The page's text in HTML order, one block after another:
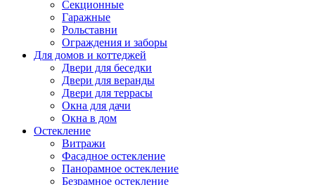
Секционные
Гаражные
Рольставни
Ограждения и заборы
Для домов и коттеджей
Двери для беседки
Двери для веранды
Двери для террасы
Окна для дачи
Окна в дом
Остекление
Витражи
Фасадное остекление
Панорамное остекление
Безрамное остекление